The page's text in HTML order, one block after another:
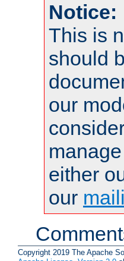
Notice:
This is
should
our
either
our
Copyright 2019 The Apache